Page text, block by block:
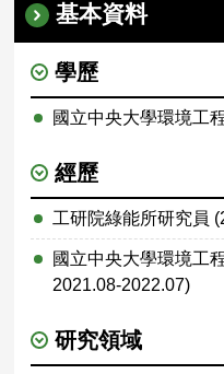
基本資料
學歷
國立中央大學環境工
經歷
工研院綠能所研究員
國立中央大學環境工
2021.08-2022.07)
研究領域